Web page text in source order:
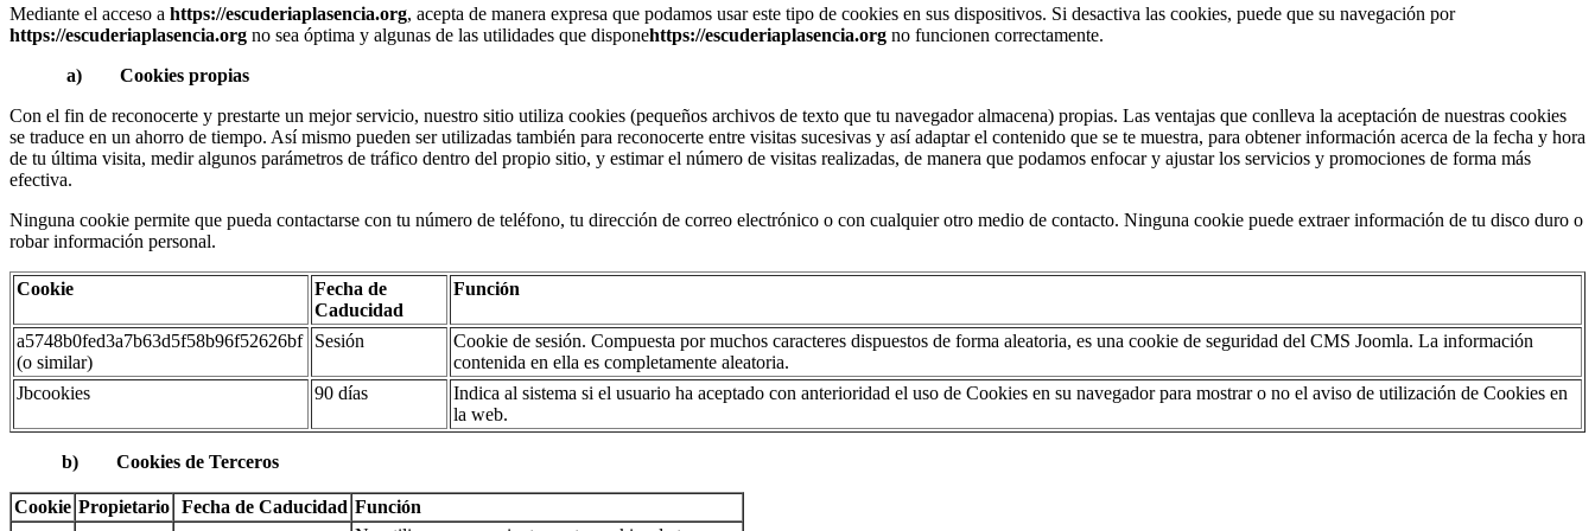
Mediante el acceso a https://escuderiaplasencia.org, acepta de manera expresa que podamos usar este tipo de cookies en sus dispositivos. Si desactiva las cookies, puede que su navegación por
https://escuderiaplasencia.org no sea óptima y algunas de las utilidades que disponehttps://escuderiaplasencia.org no funcionen correctamente.
a) Cookies propias
Con el fin de reconocerte y prestarte un mejor servicio, nuestro sitio utiliza cookies (pequeños archivos de texto que tu navegador almacena) propias. Las ventajas que conlleva la aceptación de nuestras cookies
se traduce en un ahorro de tiempo. Así mismo pueden ser utilizadas también para reconocerte entre visitas sucesivas y así adaptar el contenido que se te muestra, para obtener información acerca de la fecha y hora
de tu última visita, medir algunos parámetros de tráfico dentro del propio sitio, y estimar el número de visitas realizadas, de manera que podamos enfocar y ajustar los servicios y promociones de forma más
efectiva.
Ninguna cookie permite que pueda contactarse con tu número de teléfono, tu dirección de correo electrónico o con cualquier otro medio de contacto. Ninguna cookie puede extraer información de tu disco duro o
robar información personal.
Cookie
Fecha de
Caducidad
Función
a5748b0fed3a7b63d5f58b96f52626bf
(o similar)
Sesión
Cookie de sesión. Compuesta por muchos caracteres dispuestos de forma aleatoria, es una cookie de seguridad del CMS Joomla. La información
contenida en ella es completamente aleatoria.
Jbcookies
90 días
Indica al sistema si el usuario ha aceptado con anterioridad el uso de Cookies en su navegador para mostrar o no el aviso de utilización de Cookies en
la web.
b) Cookies de Terceros
Cookie Propietario Fecha de Caducidad Función